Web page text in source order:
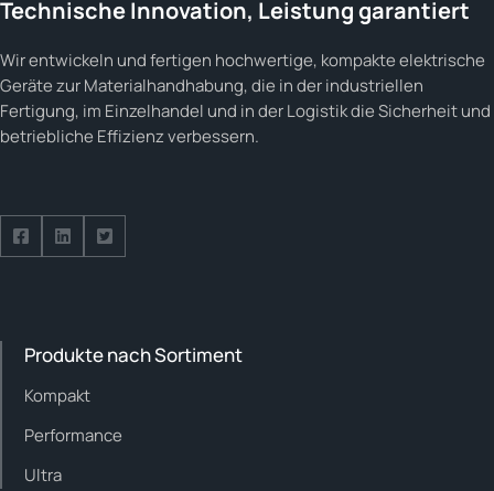
Technische Innovation, Leistung garantiert
Wir entwickeln und fertigen hochwertige, kompakte elektrische
Geräte zur Materialhandhabung, die in der industriellen
Fertigung, im Einzelhandel und in der Logistik die Sicherheit und
betriebliche Effizienz verbessern.
Folge uns auf Facebook
Folge uns auf LinkedIn
Folge uns auf Twitter
Produkte nach Sortiment
Kompakt
Performance
Ultra